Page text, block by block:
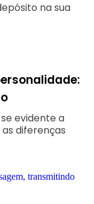
na sua
evidente a
diferenças